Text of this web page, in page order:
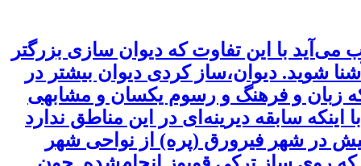
با این تفاوت که دیوان سازی بزرگتر
شوید. دیوان،ساز کردی دیوان بیشتر در
زبان و فرهنگ و رسوم یکسان و مشابهی
سابقه دیرینه‌ای در این مناطق ندارد
کرده است. تاریخچه دیوان تاریخچه ساخت دیوان در حدود ۴۰۰ سال پیش در شهر فیرورق (پره) از نواحی شهر